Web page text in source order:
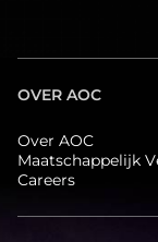
OVER AOC
Over AOC
Maatschappelijk
Careers